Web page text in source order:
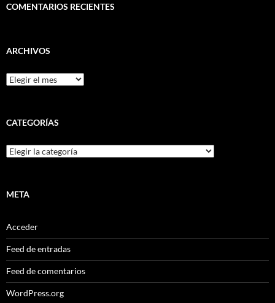
COMENTARIOS RECIENTES
ARCHIVOS
Archivos
CATEGORÍAS
Categorías
META
Acceder
Feed de entradas
Feed de comentarios
WordPress.org